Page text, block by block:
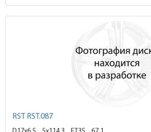
RST RST.087